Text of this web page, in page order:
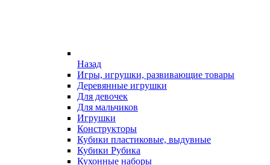
Назад
Игры, игрушки, развивающие товары
Деревянные игрушки
Для девочек
Для мальчиков
Игрушки
Конструкторы
Кубики пластиковые, выдувные
Кубики Рубика
Кухонные наборы